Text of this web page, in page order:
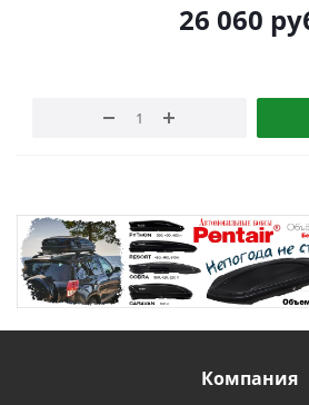
26 060
Компания